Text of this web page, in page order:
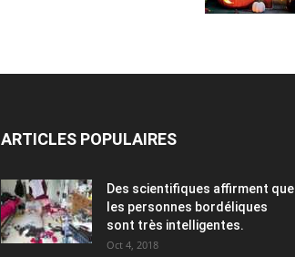
ARTICLES POPULAIRES
Des scientifiques affirment que
les personnes bordéliques
sont très intelligentes.
Oct 4, 2018